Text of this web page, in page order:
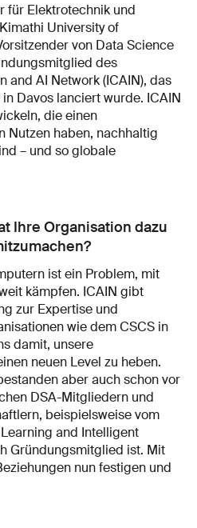
für Elektrotechnik und
University of
von Data Science
des
and AI Network (ICAIN), das
Davos lanciert wurde. ICAIN
die einen
Nutzen haben, nachhaltig
– und so globale
Ihre Organisation dazu
ist ein Problem, mit
kämpfen. ICAIN gibt
zur Expertise und
wie dem CSCS in
damit, unsere
neuen Level zu heben.
aber auch schon vor
DSA-Mitgliedern und
beispielsweise vom
and Intelligent
Gründungsmitglied ist. Mit
nun festigen und